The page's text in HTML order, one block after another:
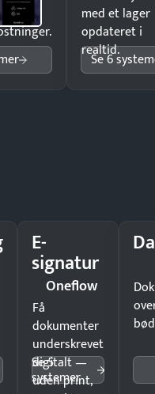
med et lager
opdateret i
realtid.
Se 6
E-
signatur
Oneflow
Få
dokumenter
underskrevet
digitalt —
uden print,
Se 5
systemer